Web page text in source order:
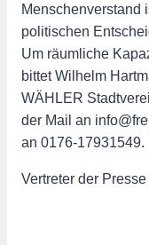
Menschenverstand
politischen
Um räumliche
bittet Wilhelm
WÄHLER
der Mail an
an 0176-17931549.
Vertreter der